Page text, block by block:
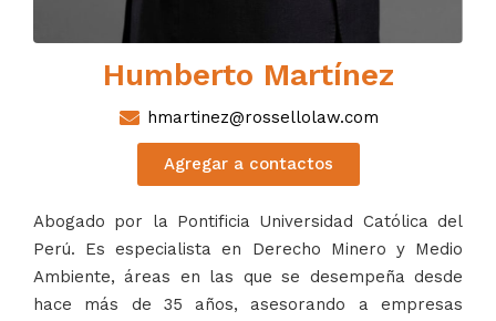
Humberto Martínez
hmartinez@rossellolaw.com
Agregar a contactos
Abogado por la Pontificia Universidad Católica del
Perú. Es especialista en Derecho Minero y Medio
Ambiente, áreas en las que se desempeña desde
hace más de 35 años, asesorando a empresas